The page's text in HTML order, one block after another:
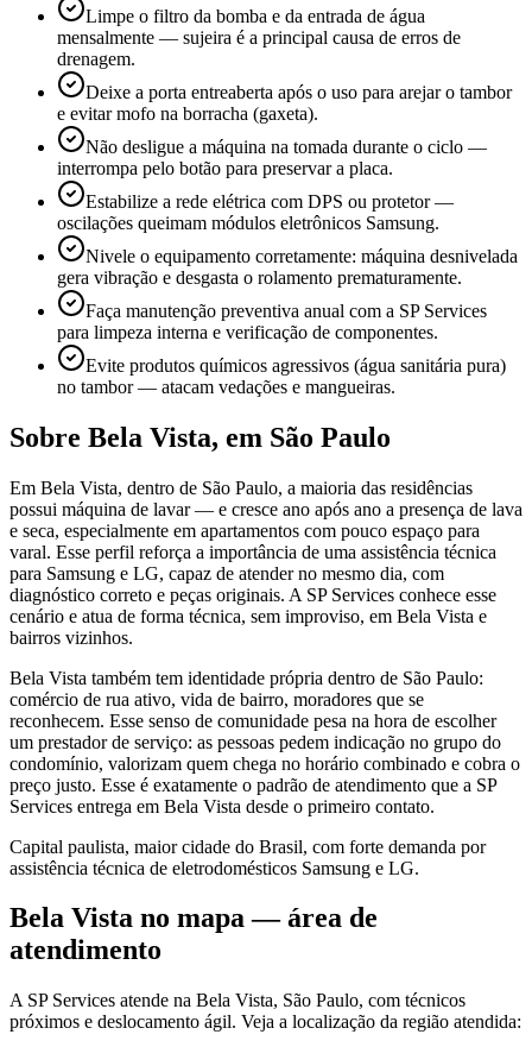
Limpe o filtro da bomba e da entrada de água
mensalmente — sujeira é a principal causa de erros de
drenagem.
Deixe a porta entreaberta após o uso para arejar o tambor
e evitar mofo na borracha (gaxeta).
Não desligue a máquina na tomada durante o ciclo —
interrompa pelo botão para preservar a placa.
Estabilize a rede elétrica com DPS ou protetor —
oscilações queimam módulos eletrônicos Samsung.
Nivele o equipamento corretamente: máquina desnivelada
gera vibração e desgasta o rolamento prematuramente.
Faça manutenção preventiva anual com a SP Services
para limpeza interna e verificação de componentes.
Evite produtos químicos agressivos (água sanitária pura)
no tambor — atacam vedações e mangueiras.
Sobre Bela Vista, em São Paulo
Em Bela Vista, dentro de São Paulo, a maioria das residências
possui máquina de lavar — e cresce ano após ano a presença de lava
e seca, especialmente em apartamentos com pouco espaço para
varal. Esse perfil reforça a importância de uma assistência técnica
para Samsung e LG, capaz de atender no mesmo dia, com
diagnóstico correto e peças originais. A SP Services conhece esse
cenário e atua de forma técnica, sem improviso, em Bela Vista e
bairros vizinhos.
Bela Vista também tem identidade própria dentro de São Paulo:
comércio de rua ativo, vida de bairro, moradores que se
reconhecem. Esse senso de comunidade pesa na hora de escolher
um prestador de serviço: as pessoas pedem indicação no grupo do
condomínio, valorizam quem chega no horário combinado e cobra o
preço justo. Esse é exatamente o padrão de atendimento que a SP
Services entrega em Bela Vista desde o primeiro contato.
Capital paulista, maior cidade do Brasil, com forte demanda por
assistência técnica de eletrodomésticos Samsung e LG.
Bela Vista no mapa — área de
atendimento
A SP Services atende na Bela Vista, São Paulo, com técnicos
próximos e deslocamento ágil. Veja a localização da região atendida: